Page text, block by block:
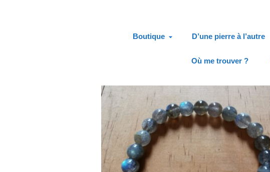
Boutique D’une pierre à l’autre
Où me trouver ?